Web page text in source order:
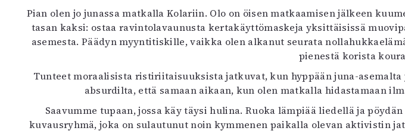
Levyt
Kuvataide
Kirjat
In English
Esitystaide
Arkisto
Pian olen jo junassa matkalla Kolariin. Olo on öisen matkaamisen jälkeen
tasan kaksi: ostaa ravintolavaunusta kertakäyttömaskeja yksittäisissä
asemesta. Päädyn myyntitiskille, vaikka olen alkanut seurata
pienestä korista
Tunteet moraalisista ristiriitaisuuksista jatkuvat, kun hyppään juna-
absurdilta, että samaan aikaan, kun olen matkalla hidastamaan
Saavumme tupaan, jossa käy täysi hulina. Ruoka lämpiää liedellä ja
kuvausryhmä, joka on sulautunut noin kymmenen paikalla olevan aktivistin